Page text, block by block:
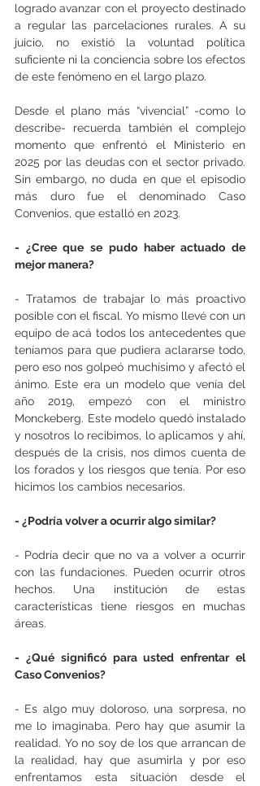
logrado avanzar con el proyecto destinado
a regular las parcelaciones rurales. A su
juicio, no existió la voluntad política
suficiente ni la conciencia sobre los efectos
de este fenómeno en el largo plazo.
Desde el plano más “vivencial” -como lo
describe- recuerda también el complejo
momento que enfrentó el Ministerio en
2025 por las deudas con el sector privado.
Sin embargo, no duda en que el episodio
más duro fue el denominado Caso
Convenios, que estalló en 2023.
- ¿Cree que se pudo haber actuado de
mejor manera?
- Tratamos de trabajar lo más proactivo
posible con el fiscal. Yo mismo llevé con un
equipo de acá todos los antecedentes que
teníamos para que pudiera aclararse todo,
pero eso nos golpeó muchísimo y afectó el
ánimo. Este era un modelo que venía del
año 2019, empezó con el ministro
Monckeberg. Este modelo quedó instalado
y nosotros lo recibimos, lo aplicamos y ahí,
después de la crisis, nos dimos cuenta de
los forados y los riesgos que tenía. Por eso
hicimos los cambios necesarios.
- ¿Podría volver a ocurrir algo similar?
- Podría decir que no va a volver a ocurrir
con las fundaciones. Pueden ocurrir otros
hechos. Una institución de estas
características tiene riesgos en muchas
áreas.
- ¿Qué significó para usted enfrentar el
Caso Convenios?
- Es algo muy doloroso, una sorpresa, no
me lo imaginaba. Pero hay que asumir la
realidad. Yo no soy de los que arrancan de
la realidad, hay que asumirla y por eso
enfrentamos esta situación desde el